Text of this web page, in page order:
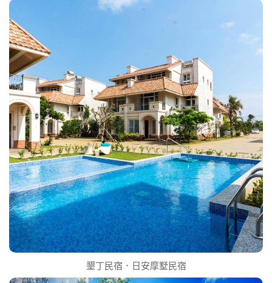
墾丁民宿．日安摩墅民宿